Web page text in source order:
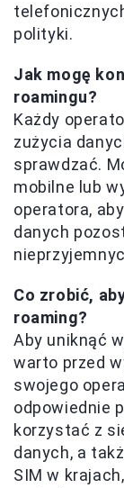
polityki.
Jak mogę
roamingu?
Każdy
zużycia
sprawdzać.
mobilne lub
operatora,
danych
Co zrobić,
roaming?
Aby uniknąć
warto przed
swojego
odpowiednie
korzystać z
danych, a
SIM w